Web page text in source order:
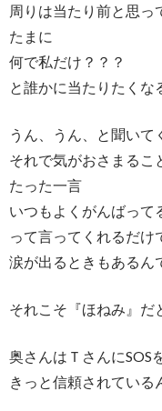
周りは当たり前と思っ
たまに
何で私だけ？？？
と誰かに当たりたくな
うん、うん、と聞いて
それで気がおさまるこ
たった一言
いつもよくがんばって
って言ってくれるだけ
涙が出るときもあるん
それこそ『ほねみ』だ
奥さんはＴさんにSOS
きっと信頼されている